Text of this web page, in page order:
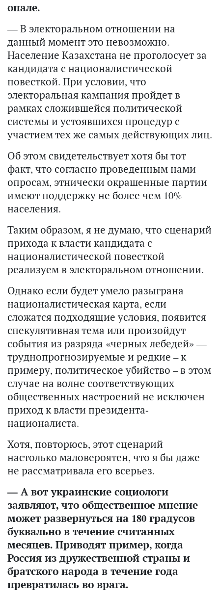
опале.
— В электоральном отношении на
данный момент это невозможно.
Население Казахстана не проголосует за
кандидата с националистической
повесткой. При условии, что
электоральная кампания пройдет в
рамках сложившейся политической
системы и устоявшихся процедур с
участием тех же самых действующих лиц.
Об этом свидетельствует хотя бы тот
факт, что согласно проведенным нами
опросам, этнически окрашенные партии
имеют поддержку не более чем 10%
населения.
Таким образом, я не думаю, что сценарий
прихода к власти кандидата с
националистической повесткой
реализуем в электоральном отношении.
Однако если будет умело разыграна
националистическая карта, если
сложатся подходящие условия, появится
спекулятивная тема или произойдут
события из разряда «черных лебедей» —
труднопрогнозируемые и редкие – к
примеру, политическое убийство – в этом
случае на волне соответствующих
общественных настроений не исключен
приход к власти президента-
националиста.
Хотя, повторюсь, этот сценарий
настолько маловероятен, что я бы даже
не рассматривала его всерьез.
— А вот украинские социологи
заявляют, что общественное мнение
может развернуться на 180 градусов
буквально в течение считанных
месяцев. Приводят пример, когда
Россия из дружественной страны и
братского народа в течение года
превратилась во врага.